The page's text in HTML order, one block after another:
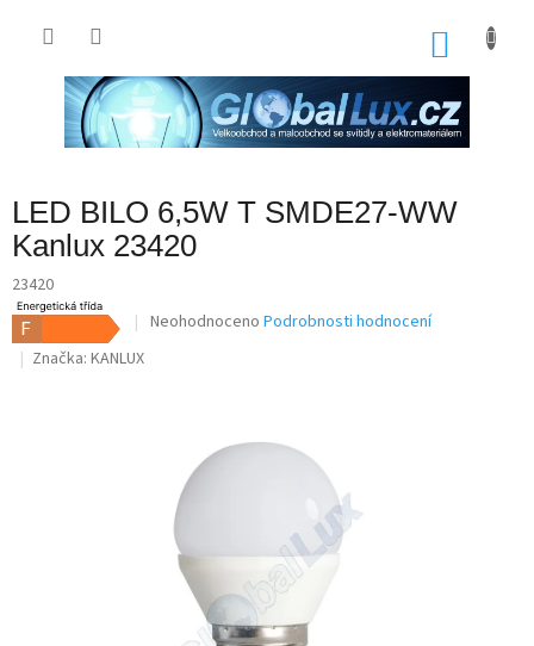
LED BILO 6,5W T SMDE27-WW
Kanlux 23420
23420
Průměrné
hvězdiček.
Neohodnoceno Podrobnosti hodnocení
Značka: KANLUX